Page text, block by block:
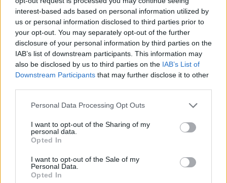
interest-based ads based on personal information utilized by
us or personal information disclosed to third parties prior to
your opt-out. You may separately opt-out of the further
disclosure of your personal information by third parties on the
IAB’s list of downstream participants. This information may
also be disclosed by us to third parties on the IAB’s List of
Downstream Participants that may further disclose it to other
Please note that this website/app uses one or more Google
not limited to your visit or usage behaviour. You may click to
grant or deny consent to Google and its third-party tags to
use your data for below specified purposes in below Google
consent section.
Personal Data Processing Opt Outs
I want to opt-out of the Sharing of my
personal data.
Opted In
I want to opt-out of the Sale of my
Personal Data.
Opted In
innovative dovranno procedere di pari passo, per
garantire che l’obiettivo di una governance
trasparente e responsabile sia raggiunto, evitando
al contempo gli errori del passato che ci hanno
insegnato a essere scettici verso facili soluzioni. E
AUTORE